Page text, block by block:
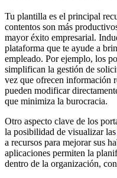
Tu plantilla es el principal
contentos son más
mayor éxito empresarial.
plataforma que te ayude a
empleado. Por ejemplo, los
simplifican la gestión de
vez que ofrecen información
pueden modificar
que minimiza la burocracia.
Otro aspecto clave de los
la posibilidad de visualizar las
a recursos para mejorar sus
aplicaciones permiten la
dentro de la organización,